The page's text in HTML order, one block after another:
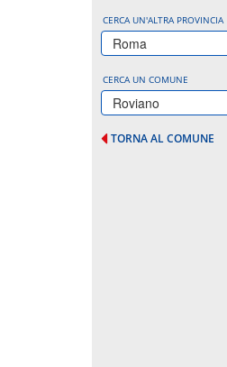
CERCA UN'ALTRA PROVINCIA
Roma
CERCA UN COMUNE
Roviano
TORNA AL COMUNE